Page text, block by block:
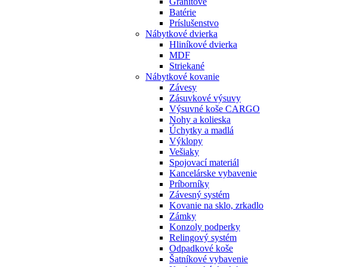
Batérie
Príslušenstvo
Nábytkové dvierka
Hliníkové dvierka
MDF
Striekané
Nábytkové kovanie
Závesy
Zásuvkové výsuvy
Výsuvné koše CARGO
Nohy a kolieska
Úchytky a madlá
Výklopy
Vešiaky
Spojovací materiál
Kancelárske vybavenie
Príborníky
Závesný systém
Kovanie na sklo, zrkadlo
Zámky
Konzoly podperky
Relingový systém
Odpadkové koše
Šatníkové vybavenie